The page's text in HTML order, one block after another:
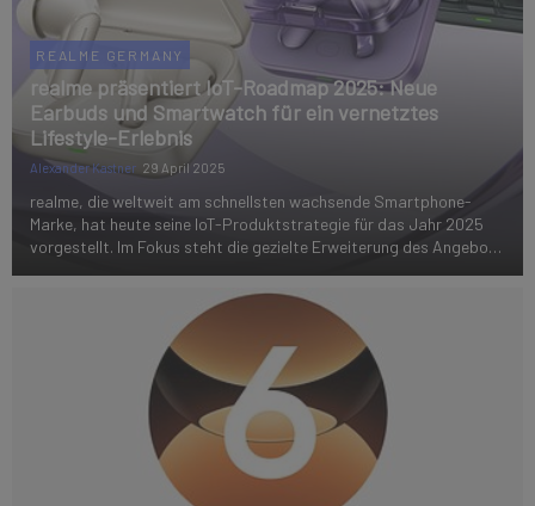
REALME GERMANY
realme präsentiert IoT-Roadmap 2025: Neue
Earbuds und Smartwatch für ein vernetztes
Lifestyle-Erlebnis
Alexander Kastner 29 April 2025
realme, die weltweit am schnellsten wachsende Smartphone-
Marke, hat heute seine IoT-Produktstrategie für das Jahr 2025
vorgestellt. Im Fokus steht die gezielte Erweiterung des Angebots